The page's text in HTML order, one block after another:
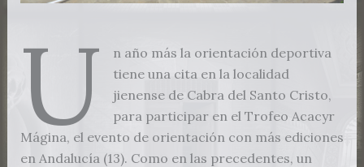
U
n año más la orientación deportiva
tiene una cita en la localidad
jienense de Cabra del Santo Cristo,
para participar en el Trofeo Acacyr
Mágina, el evento de orientación con más ediciones
en Andalucía (13). Como en las precedentes, un